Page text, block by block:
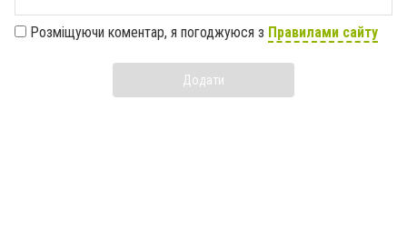
Розміщуючи коментар, я погоджуюся з Правилами сайту
Додати